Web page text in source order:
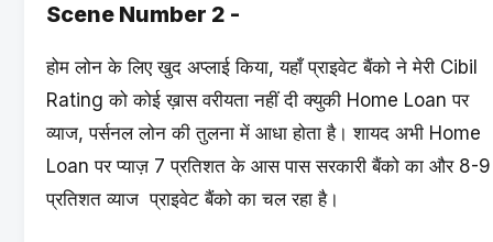
Scene Number 2 -
होम लोन के लिए खुद अप्लाई किया, यहाँ प्राइवेट बैंको ने मेरी Cibil
Rating को कोई ख़ास वरीयता नहीं दी क्युकी Home Loan पर
व्याज, पर्सनल लोन की तुलना में आधा होता है। शायद अभी Home
Loan पर प्याज़ 7 प्रतिशत के आस पास सरकारी बैंको का और 8-9
प्रतिशत व्याज प्राइवेट बैंको का चल रहा है।